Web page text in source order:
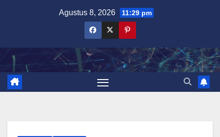
Agustus 8, 2026 11:29 pm